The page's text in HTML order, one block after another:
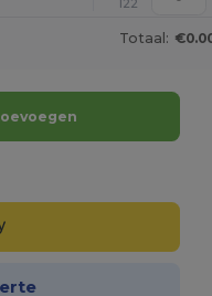
122
Totaal: